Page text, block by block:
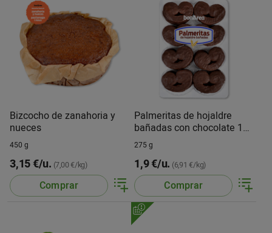
Bizcocho de zanahoria y
nueces
450 g
3,15 €/u. (7,00 €/kg)
Comprar
Palmeritas de hojaldre
bañadas con chocolate 16
u.
275 g
1,9 €/u. (6,91 €/kg)
Comprar